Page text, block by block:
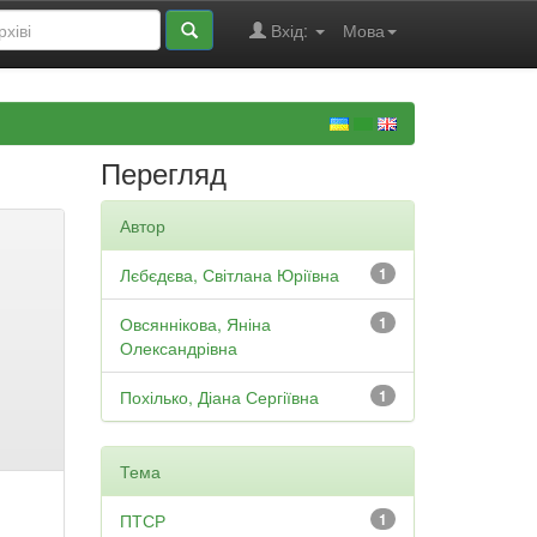
Мова
Вхід:
Перегляд
Автор
1
Лєбєдєва, Світлана Юріївна
1
Овсяннікова, Яніна
Олександрівна
1
Похілько, Діана Сергіївна
Тема
1
ПТСР